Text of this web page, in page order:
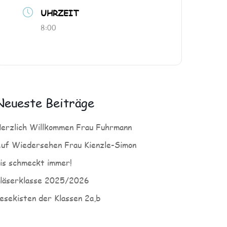
UHRZEIT
8:00
Beiträge
Willkommen Frau Fuhrmann
Wiedersehen Frau Kienzle-Simon
schmeckt immer!
2025/2026
der Klassen 2a,b